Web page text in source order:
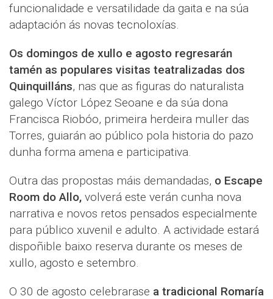
funcionalidade e versatilidade da gaita e na súa
adaptación ás novas tecnoloxías.
Os domingos de xullo e agosto regresarán
tamén as populares visitas teatralizadas dos
Quinquilláns, nas que as figuras do naturalista
galego Víctor López Seoane e da súa dona
Francisca Riobóo, primeira herdeira muller das
Torres, guiarán ao público pola historia do pazo
dunha forma amena e participativa.
Outra das propostas máis demandadas, o Escape
Room do Allo, volverá este verán cunha nova
narrativa e novos retos pensados especialmente
para público xuvenil e adulto. A actividade estará
dispoñible baixo reserva durante os meses de
xullo, agosto e setembro.
O 30 de agosto celebrarase a tradicional Romaría